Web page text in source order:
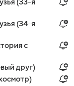
(33-я
(34-я
с
друг)